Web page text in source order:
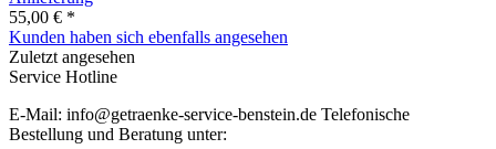
55,00 € *
Kunden haben sich ebenfalls angesehen
Zuletzt angesehen
Service Hotline
E-Mail: info@getraenke-service-benstein.de Telefonische
Bestellung und Beratung unter: